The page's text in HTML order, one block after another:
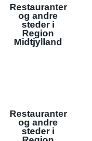
Restauranter
og andre
steder i
Region
Midtjylland
Restauranter
og andre
steder i